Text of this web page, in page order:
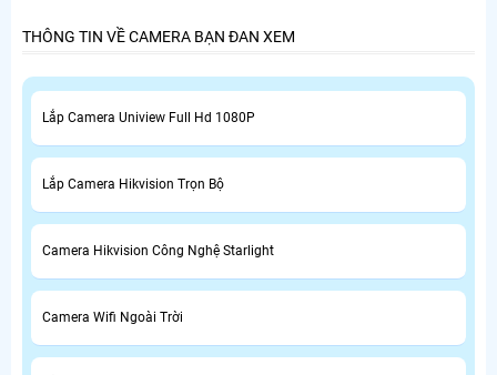
quan sát giám sát cho gia đình, của hàng, văn phòng của
THÔNG TIN VỀ CAMERA BẠN ĐAN XEM
Lắp Camera Uniview Full Hd 1080P
Lắp Camera Hikvision Trọn Bộ
Camera Hikvision Công Nghệ Starlight
Camera Wifi Ngoài Trời